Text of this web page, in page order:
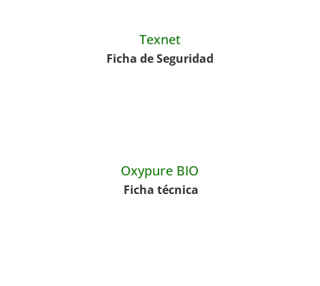
Texnet
Ficha de Seguridad
Oxypure BIO
Ficha técnica